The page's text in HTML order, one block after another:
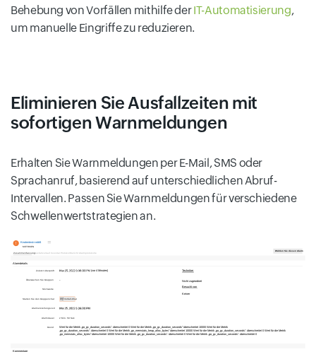
Behebung von Vorfällen mithilfe derIT-Automatisierung,
um manuelle Eingriffe zu reduzieren.
Eliminieren Sie Ausfallzeiten mit
sofortigen Warnmeldungen
Erhalten Sie Warnmeldungen per E-Mail, SMS oder
Sprachanruf, basierend auf unterschiedlichen Abruf-
Intervallen. Passen Sie Warnmeldungen für verschiedene
Schwellenwertstrategien an.